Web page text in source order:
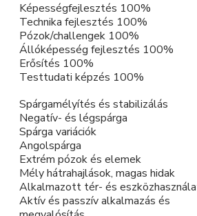
Képességfejlesztés 100%
Technika fejlesztés 100%
Pózok/challengek 100%
Állóképesség fejlesztés 100%
Erősítés 100%
Testtudati képzés 100%
Spárgamélyítés és stabilizálás
Negatív- és légspárga
Spárga variációk
Angolspárga
Extrém pózok és elemek
Mély hátrahajlások, magas hidak
Alkalmazott tér- és
Aktív és passzív alkalmazás és